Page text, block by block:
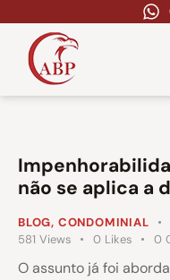
não se aplica a
BLOG, CONDOMINIAL
581 Views 0 Likes 0
O assunto já foi